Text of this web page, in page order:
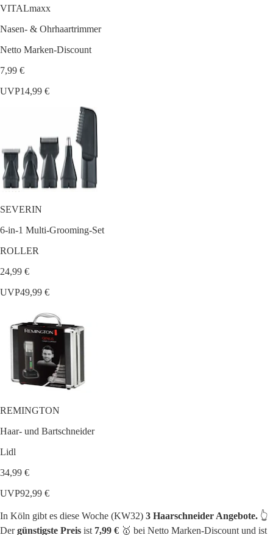
VITALmaxx
Nasen- & Ohrhaartrimmer
Netto Marken-Discount
7,99 €
UVP14,99 €
SEVERIN
6-in-1 Multi-Grooming-Set
ROLLER
24,99 €
UVP49,99 €
REMINGTON
Haar- und Bartschneider
Lidl
34,99 €
UVP92,99 €
In Köln gibt es diese Woche (KW32) 3 Haarschneider Angebote. 👆
Dergünstigste Preis ist 7,99 € 🥇 bei Netto Marken-Discount und ist